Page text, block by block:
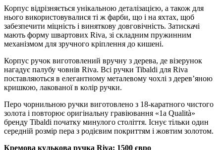
Корпус відрізняється унікальною деталізацією, а також для
нього використовувалися ті ж фарби, що і на яхтах, щоб
забезпечити міцність і виняткову довговічність. Затискачі
мають форму швартових Riva, зі складним пружинним
механізмом для зручного кріплення до кишені.
Корпус ручок виготовлений вручну з дерева, де візерунок
нагадує палубу човнів Riva. Всі ручки Tibaldi для Riva
поставляються в елегантному металевому чохлі з дерев’яною
кришкою, лакованої в колір ручки.
Перо чорнильною ручки виготовлено з 18-каратного чистого
золота і повторює оригінальну гравіювання «1a Qualità»
бренду Tibaldi початку минулого століття. Існує тільки один
середній розмір пера з родієвим покриттям і жовтим золотом.
Кремова кулькова ручка Riva: 1500 євро